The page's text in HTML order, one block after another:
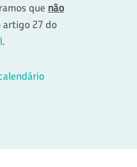
que não
artigo 27 do
.